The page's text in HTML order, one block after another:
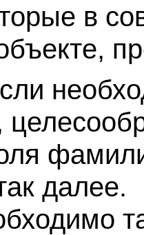
в
далее.